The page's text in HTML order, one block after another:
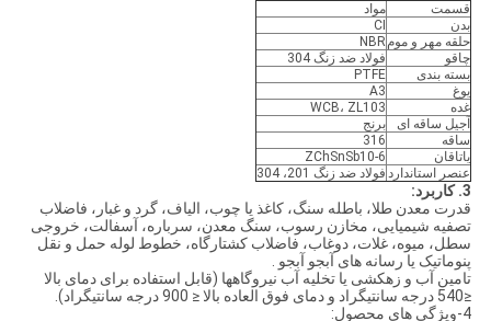
قسمت
مواد
بدن
CI
حلقه مهر و موم NBR
چاقو
فولاد ضد زنگ 304
بسته بندی
PTFE
یوغ
A3
غده
WCB، ZL103
آجیل ساقه ای
برنج
ساقه
316
یاتاقان
ZChSnSb10-6
عنصر استاندارد فولاد ضد زنگ 201، 304
3. کاربرد:
قدرت معدن طلا، باطله سنگ، کاغذ یا چوب، الیاف، گرد و غبار، فاضلاب
تصفیه شیمیایی، مخازن رسوب، سنگ معدن، سرباره، آسفالت، خروجی
سطل، میوه، غلات، دوغاب، فاضلاب کشتارگاه، خطوط لوله حمل و نقل
پنوماتیک یا رسانه های آبجو آبجو .
تامین آب و زهکشی یا تخلیه آب نیروگاهها (قابل استفاده برای دمای بالا
≤540 درجه سانتیگراد و دمای فوق العاده بالا ≤ 900 درجه سانتیگراد).
4-ویژگی های محصول: